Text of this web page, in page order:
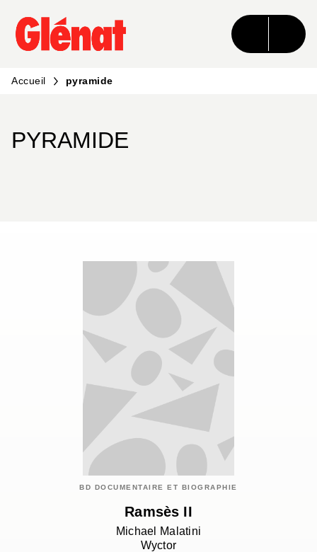
MENU RECHERCHE CONTENU
PIED DE PAGE
Accueil pyramide
PYRAMIDE
BD DOCUMENTAIRE ET BIOGRAPHIE
Ramsès II
Michael Malatini
Wyctor